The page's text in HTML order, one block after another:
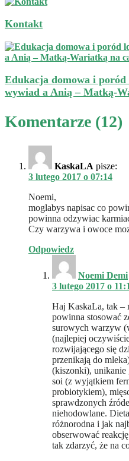
Kontakt
Edukacja domowa i
wywiad a Anią – Matką-
Komentarze (12)
KaskaLA pisze:
3 lutego 2017 o 07:14
Noemi,
moglabys napisac co
powinna odzywiac
Czy warzywa i owoce
Odpowiedz
Noemi Demi
3 lutego 2017 o
Haj KaskaLa, tak –
powinna stosować
surowych warzyw
(najlepiej
rozwijającego się
przenikają do
(kiszonki), unikanie
soi (z wyjątkiem
probiotykiem),
sprawdzonych
niehodowlane.
różnorodna i jak
obserwować
tak zdarzyć, że na